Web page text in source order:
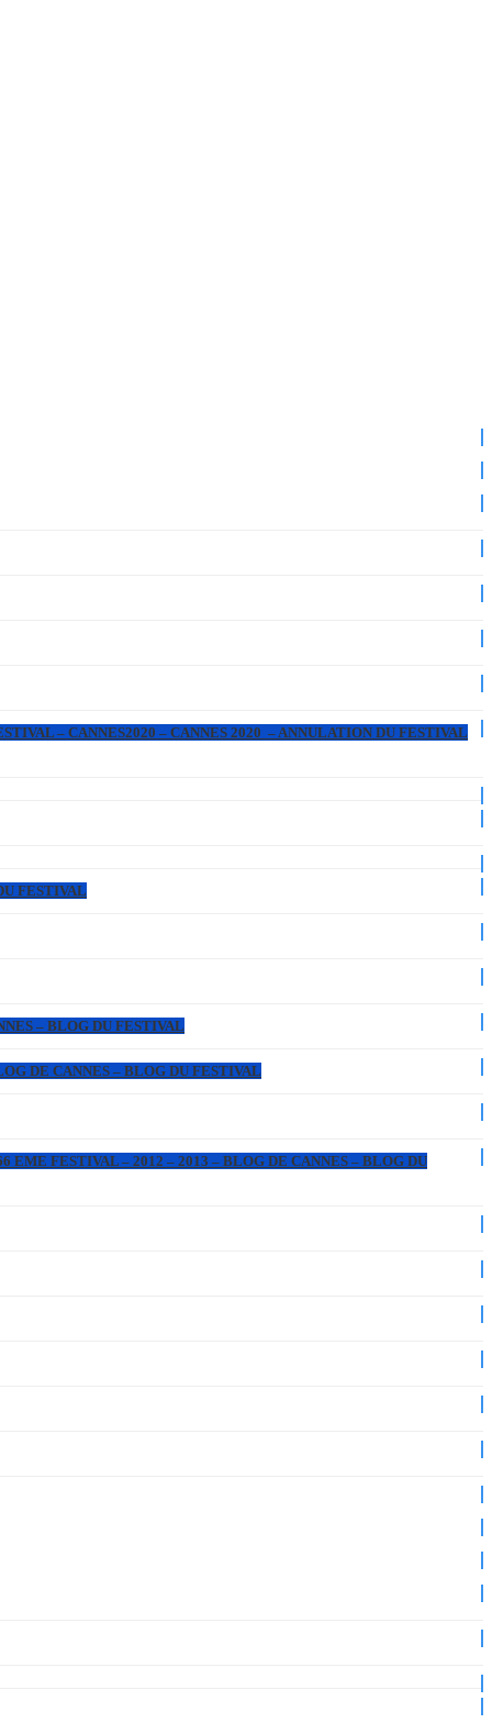
– CANNES2020 – CANNES 2020 – ANNULATION DU FESTIVAL
FESTIVAL
– BLOG DU FESTIVAL
DE CANNES – BLOG DU FESTIVAL
FESTIVAL – 2012 – 2013 – BLOG DE CANNES – BLOG DU